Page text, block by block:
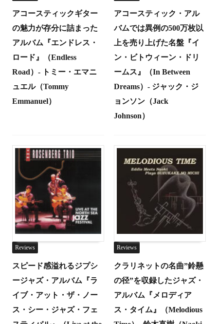
アコースティックギター
の魅力が存分に詰まった
アルバム『エンドレス・
ロード』（Endless
Road）- トミー・エマニ
ュエル（Tommy
Emmanuel）
アコースティック・アル
バムでは異例の500万枚以
上を売り上げた名盤『イ
ン・ビトウィーン・ドリ
ームス』（In Between
Dreams）- ジャック・ジ
ョンソン（Jack
Johnson）
Reviews
スピード感溢れるジプシ
ージャズ・アルバム『ラ
イブ・アット・ザ・ノー
ス・シー・ジャズ・フェ
Reviews
クラリネットの名曲”鈴懸
の径”を収録したジャズ・
アルバム『メロディア
ス・タイム』（Melodious